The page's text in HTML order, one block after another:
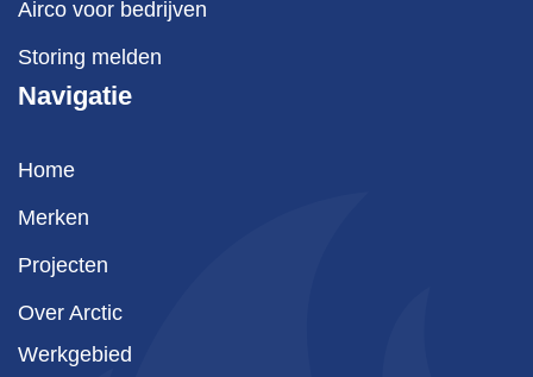
Airco voor bedrijven
Storing melden
Navigatie
Home
Merken
Projecten
Over Arctic
Werkgebied